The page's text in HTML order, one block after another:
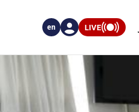
LIVE
en